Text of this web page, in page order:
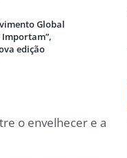
Global
Importam”,
edição
o envelhecer e a